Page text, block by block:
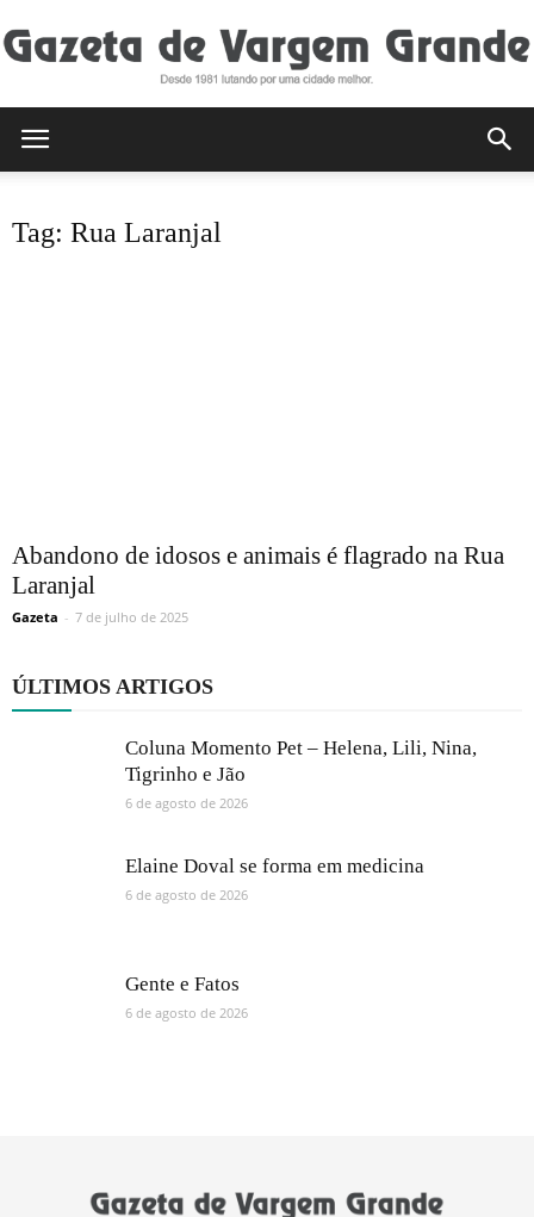
Tag: Rua Laranjal
Abandono de idosos e animais é flagrado na Rua
Laranjal
Gazeta - 7 de julho de 2025
ÚLTIMOS ARTIGOS
Coluna Momento Pet – Helena, Lili, Nina,
Tigrinho e Jão
6 de agosto de 2026
Elaine Doval se forma em medicina
6 de agosto de 2026
Gente e Fatos
6 de agosto de 2026